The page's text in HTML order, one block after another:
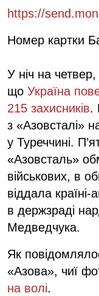
https://
Номер картки
У ніч на
що Україна
215 захисників.
з «Азовсталі»
у Туреччині.
«Азовсталь»
військових, в
віддала країні-
в держзраді
Медведчука.
Як
«Азова», чиї
на волі.